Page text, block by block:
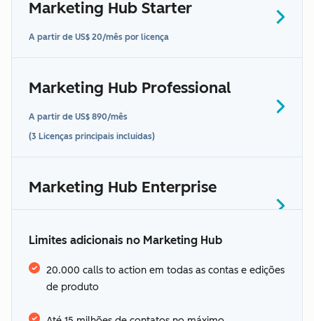
1-1.000: incluso na assinatura de
US$ 20/mês
1.001-3.000: US$ 50
Marketing Hub Starter
A partir de US$ 20/mês por licença
Marketing Hub Professional
A partir de US$ 890/mês
(3 Licenças principais incluídas)
Marketing Hub Enterprise
(5 Licenças principais incluídas)
Veja os idiomas
em contato conosco para
termos adicionais
Limites adicionais no Marketing Hub
20.000 calls to action em todas as contas e edições
de produto